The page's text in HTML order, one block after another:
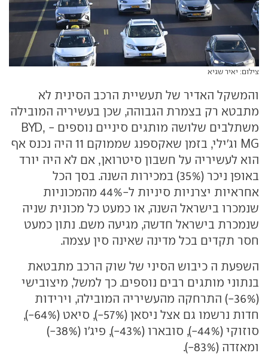
צילום: יאיר שגיא
והמשקל האדיר של תעשיית הרכב הסינית לא
מתבטא רק בצמרת הגבוהה, שכן בעשיריה המובילה
משתלבים שלושה מותגים סיניים נוספים - BYD,
MG וג'ילי, בזמן שאקספנג שממוקם 11 היה נכנס אף
הוא לעשיריה על חשבון סיטרואן, אם לא היה יורד
באופן ניכר (35%) במכירות השנה. בסך הכל
אחראיות יצרניות סיניות ל-44% מהמכוניות
שנמכרו בישראל השנה, או כמעט כל מכונית שניה
שנמכרת בישראל חדשה, מגיעה משם. נתון כמעט
חסר תקדים בכל מדינה שאינה סין עצמה.
השפעת ה כיבוש הסיני של שוק הרכב מתבטאת
בנתוני מותגים רבים נוספים. כך למשל, מיצובישי
(36%-) התרחקה מהעשיריה המובילה, וירידות
חדות נרשמו גם אצל ניסאן (57%-), סיאט (64%-),
סוזוקי (44%-), סובארו (43%-), פיג'ו (38%-)
ומאזדה (83%-).